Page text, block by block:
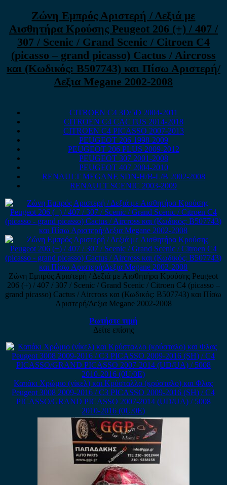
Ζώνη Εμπρός Αριστερή / Δεξιά με
Αισθητήρα Κρούσης Peugeot 206 (+) / 407 /
307 / Scenic / Grand Scenic / Citroen C4
(picasso – grand picasso) Cactus / Aircross
και (Κωδικός: B507743) και Πίσω Αριστερή/
Δεξια Megane 2002-2008
CITROEN C4 3D/5D 2004-2011
CITROEN C4 CACTUS 2014-2018
CITROEN C4 PICASSO 2007-2013
PEUGEOT 206 1998-2009
PEUGEOT 206 PLUS 2009-2012
PEUGEOT 307 2001-2008
PEUGEOT 407 2004-2010
RENAULT MEGANE SDN-H/B-L/B 2002-2008
RENAULT SCENIC 2003-2009
Ζώνη Εμπρός Αριστερή / Δεξιά με Αισθητήρα Κρούσης Peugeot
206 (+) / 407 / 307 / Scenic / Grand Scenic / Citroen C4 (picasso –
grand picasso) Cactus / Aircross και (Κωδικός: B507743) και Πίσω
Αριστερή/Δεξια Megane 2002-2008
Ρωτήστε τιμή
Δείτε επίσης
Καπάκι Χρώμιο (νίκελ) και Κρύσταλλο (κρύσταλο) και Φλας
Peugeot 3008 2009-2016 / C3 PICASSO 2009-2016 (SH) / C4
PICASSO/GRAND PICASSO 2007-2014 (UD/UA) / 5008
2010-2016 (0U/0E)